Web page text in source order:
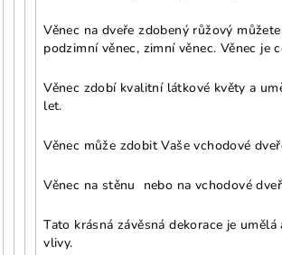
Věnec na dveře zdobený růžový
podzimní věnec, zimní věnec. Věnec je
Věnec zdobí kvalitní látkové květy a
let.
Věnec může zdobit Vaše vchodové
Věnec na stěnu nebo na vchodové
Tato krásná závěsná dekorace je
vlivy.